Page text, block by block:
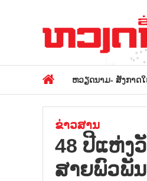
ຫວຽດນາມ- ສັງກາດ
ຂ່າວສານ
48 ປີແຫ່ງ
ສາຍພົວພັ